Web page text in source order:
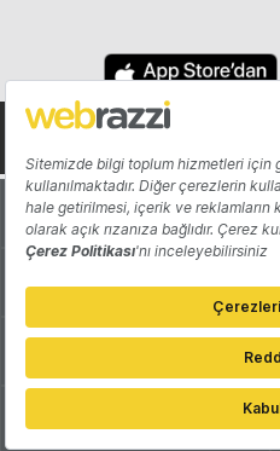
Hakkında
Katkıda Bulun